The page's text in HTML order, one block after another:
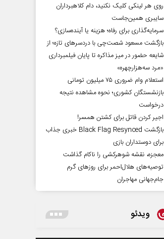
روی هر لینکی کلیک نکنید، دام کلاهبرداران
سایبری همین‌جاست
سرمایه‌گذاری برای رفاه؛ هزینه یا آینده‌سازی؟
بازگشت مسعود شصت‌چی با دردسر‌های تازه؛ از
شایعه حضور در میز مذاکره تا پایان فیلمبرداری
«مرد سه‌هزارچهره»
استعلام وام ضروری ۷۵ میلیون تومانی
بازنشستگان کشوری؛ نحوه مشاهده نتیجه
درخواست
اجیر کردن قاتل برای کشتن همسر!
بازگشت Black Flag Resynced خبری جذاب
برای دوستداران بازی
معجزه، نقشه شوهرکشی را ناکام گذاشت
توصیه‌های هلال‌احمر برای روز‌های گرم
جام‌جهانی مهاجران
ویدئو